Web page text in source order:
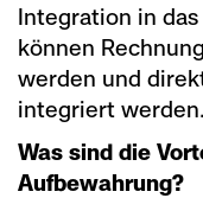
Integration in
können
werden und
integriert werden.
Was sind die
Aufbewahrung?